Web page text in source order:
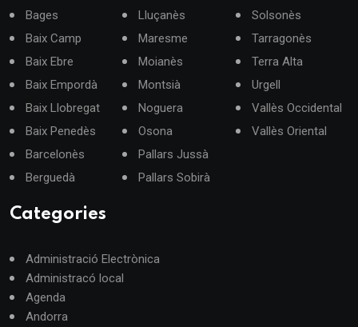
Bages
Baix Camp
Baix Ebre
Baix Empordà
Baix Llobregat
Baix Penedès
Barcelonès
Berguedà
Lluçanès
Maresme
Moianès
Montsià
Noguera
Osona
Pallars Jussà
Pallars Sobirà
Solsonès
Tarragonès
Terra Alta
Urgell
Vallès Occidental
Vallès Oriental
Categories
Administració Electrònica
Administracó local
Agenda
Andorra